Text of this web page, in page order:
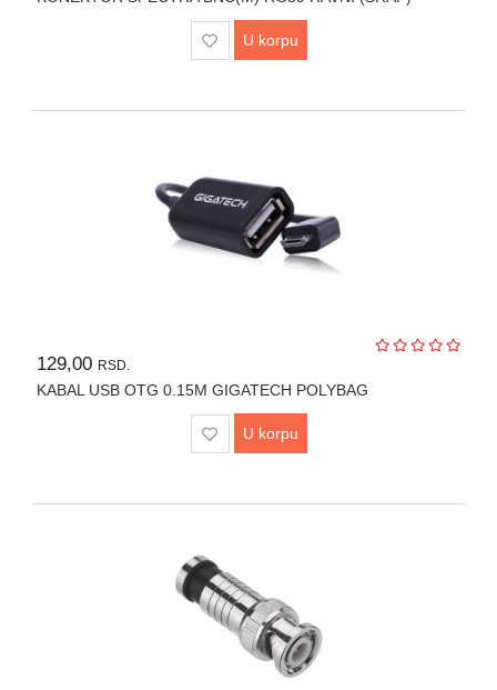
U korpu
129,00 RSD.
KABAL USB OTG 0.15M GIGATECH POLYBAG
U korpu